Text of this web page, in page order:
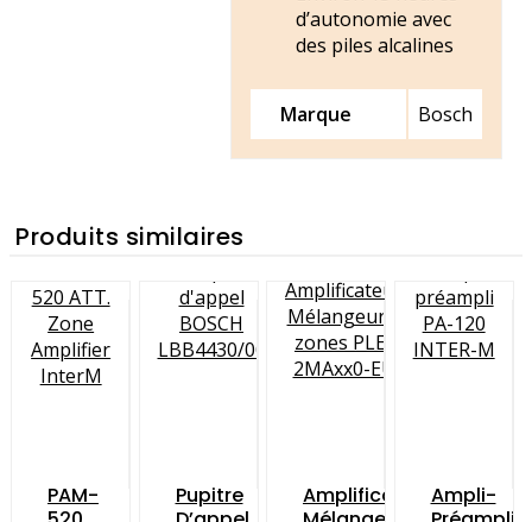
d’autonomie avec
des piles alcalines
Marque Bosch
Produits similaires
PAM-
Pupitre
AmplificateurAmpli-